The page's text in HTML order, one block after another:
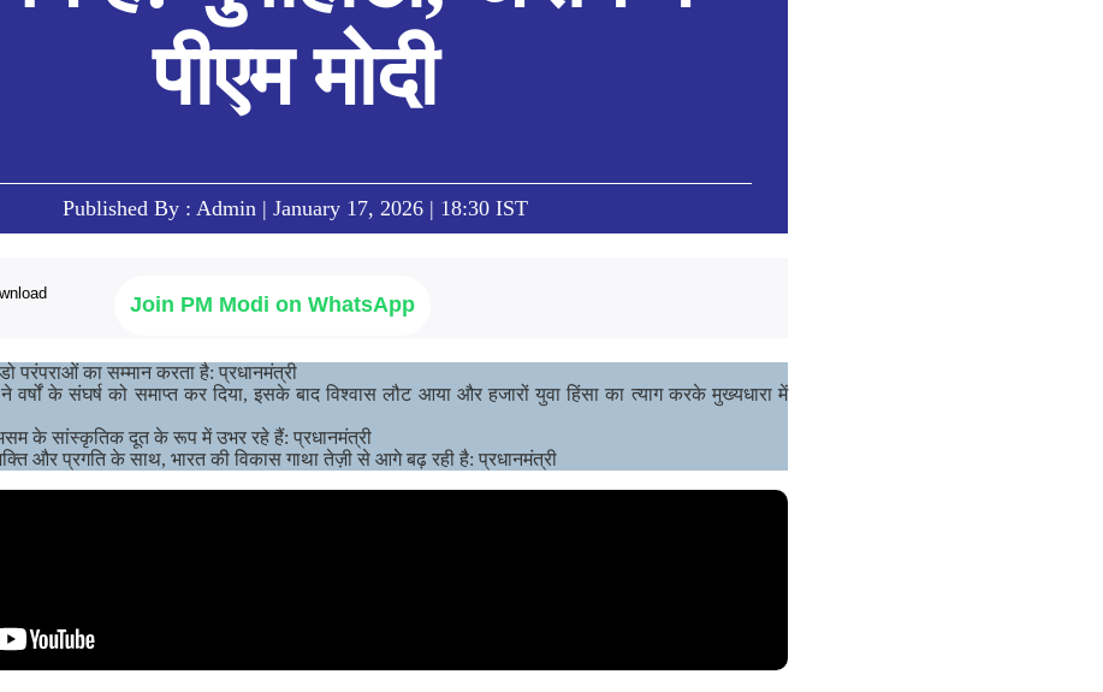
पीएम मोदी
Published By : Admin | January 17, 2026 | 18:30 IST
Join PM Modi on WhatsApp
परंपराओं का सम्मान करता है: प्रधानमंत्री
वर्षों के संघर्ष को समाप्त कर दिया, इसके बाद विश्वास लौट आया और हजारों युवा हिंसा का त्याग करके मुख्यधारा में
के सांस्कृतिक दूत के रूप में उभर रहे हैं: प्रधानमंत्री
और प्रगति के साथ, भारत की विकास गाथा तेज़ी से आगे बढ़ रही है: प्रधानमंत्री